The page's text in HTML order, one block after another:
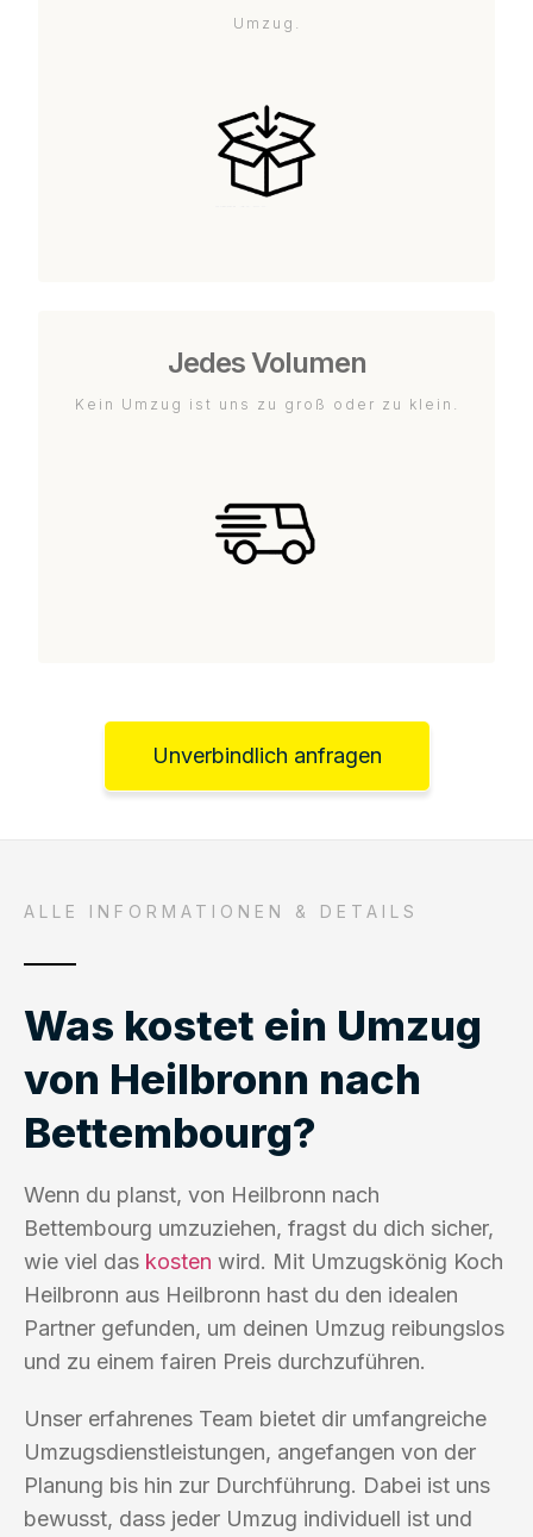
Umzug.
Jedes Volumen
Kein Umzug ist uns zu groß oder zu klein.
Unverbindlich anfragen
ALLE INFORMATIONEN & DETAILS
Was kostet ein Umzug
von Heilbronn nach
Bettembourg?
Wenn du planst, von Heilbronn nach
Bettembourg umzuziehen, fragst du dich sicher,
wie viel das kosten wird. Mit Umzugskönig Koch
Heilbronn aus Heilbronn hast du den idealen
Partner gefunden, um deinen Umzug reibungslos
und zu einem fairen Preis durchzuführen.
Unser erfahrenes Team bietet dir umfangreiche
Umzugsdienstleistungen, angefangen von der
Planung bis hin zur Durchführung. Dabei ist uns
bewusst, dass jeder Umzug individuell ist und